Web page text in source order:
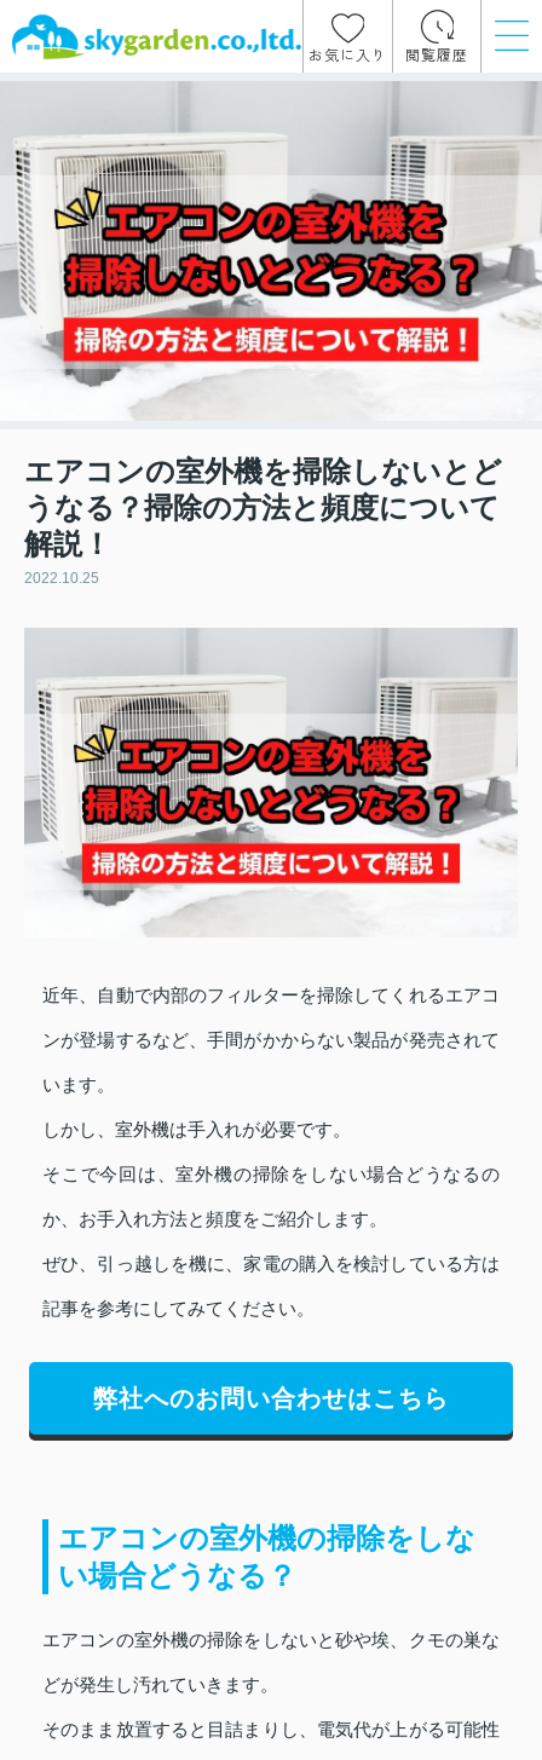
お気に入り 閲覧履歴
エアコンの室外機を掃除しないとど
うなる？掃除の方法と頻度について
解説！
2022.10.25
近年、自動で内部のフィルターを掃除してくれるエアコ
ンが登場するなど、手間がかからない製品が発売されて
います。
しかし、室外機は手入れが必要です。
そこで今回は、室外機の掃除をしない場合どうなるの
か、お手入れ方法と頻度をご紹介します。
ぜひ、引っ越しを機に、家電の購入を検討している方は
記事を参考にしてみてください。
弊社へのお問い合わせはこちら
エアコンの室外機の掃除をしな
い場合どうなる？
エアコンの室外機の掃除をしないと砂や埃、クモの巣な
どが発生し汚れていきます。
そのまま放置すると目詰まりし、電気代が上がる可能性